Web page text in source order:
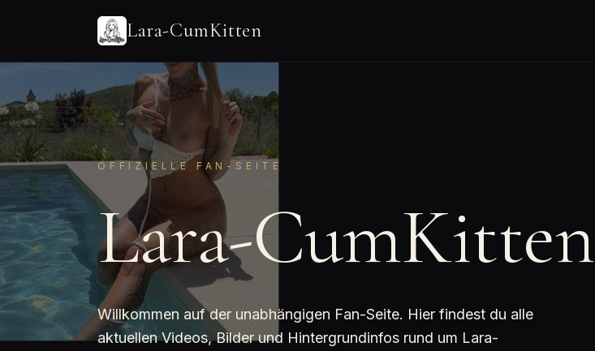
Lara-CumKitten
OFFIZIELLE FAN-SEITE
Lara-CumKitten
Willkommen auf der unabhängigen Fan-Seite. Hier findest du alle
aktuellen Videos, Bilder und Hintergrundinfos rund um Lara-